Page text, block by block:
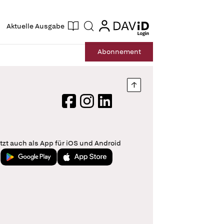
Aktuelle Ausgabe Suche login
login
Abonnement
Nach oben springen
FacebookInstagram
LinkedIn
auch als App für iOS und Android
Jetzt bei Google PlayLaden im App Store